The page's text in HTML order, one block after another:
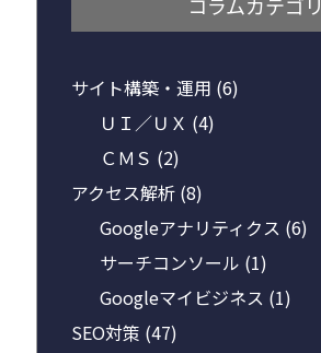
サイト構築・運用 (6)
ＵＩ／ＵＸ (4)
ＣＭＳ (2)
アクセス解析 (8)
Googleアナリティクス (6)
サーチコンソール (1)
Googleマイビジネス (1)
SEO対策 (47)